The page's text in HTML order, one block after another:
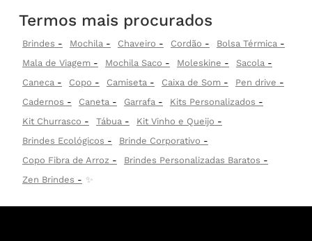
Termos mais procurados
Brindes Mochila Chaveiro Cordão
Bolsa Térmica
Mala de Viagem
Mochila Saco Moleskine
Sacola
Caneca
Copo Camiseta Caixa de Som
Pen drive
Cadernos
Caneta Garrafa
Kits Personalizados
Kit Churrasco
Tábua
Kit Vinho e Queijo
Brindes Ecológicos
Brinde Corporativo
Copo Fibra de Arroz
Brindes Personalizadas Baratos
Zen Brindes
✨